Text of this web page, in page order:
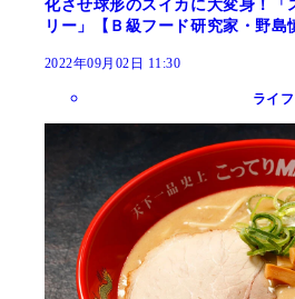
化させ球形のスイカに大変身！「
リー」【Ｂ級フード研究家・野島
2022年09月02日 11:30
ライ